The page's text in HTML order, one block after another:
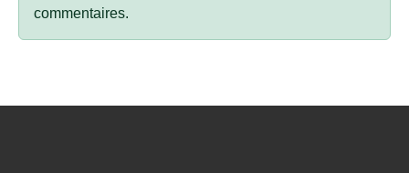
commentaires.